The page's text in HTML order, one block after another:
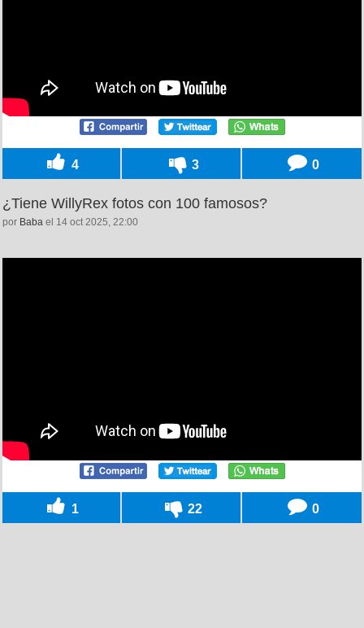
4 3 0
¿Tiene WillyRex fotos con 100 famosos?
por Baba el 14 oct 2025, 22:00
1 22 0